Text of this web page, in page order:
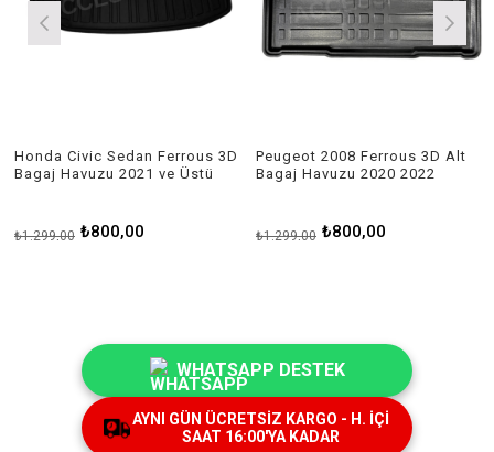
Honda Civic Sedan Ferrous 3D
Bagaj Havuzu 2021 ve Üstü
₺800,00
₺1.299,00
Peugeot 2008 Ferrous 3D Alt
Bagaj Havuzu 2020 2022
₺800,00
₺1.299,00
WHATSAPP DESTEK
AYNI GÜN ÜCRETSİZ KARGO - H. İÇİ
SAAT 16:00'YA KADAR